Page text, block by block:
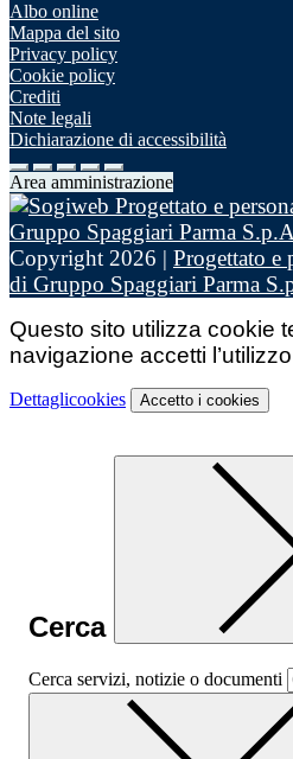
Albo online
Mappa del sito
Privacy policy
Cookie policy
Crediti
Note legali
Dichiarazione di accessibilità
Area amministrazione
Copyright 2026 | Progettato e
di Gruppo Spaggiari Parma
Questo sito utilizza cookie
navigazione accetti
Dettaglicookies Accetto i cookies
Cerca
Cerca servizi, notizie o documenti